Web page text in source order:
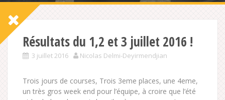
Résultats du 1,2 et 3 juillet 2016 !
3 juillet 2016 Nicolas Delmi-Deyirmendjian
Trois jours de courses, Trois 3eme places, une 4eme,
un très gros week end pour l’équipe, à croire que l’été